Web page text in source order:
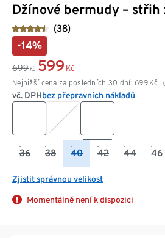
Džínové bermudy – střih
(38)
-14%
699 Kč 599 Kč
Nejnižší cena za posledních 30 dní: 699 Kč
vč. DPHbez přepravních nákladů
36 38 40 42 44 46
Zjistit správnou velikost
Momentálně není k dispozici